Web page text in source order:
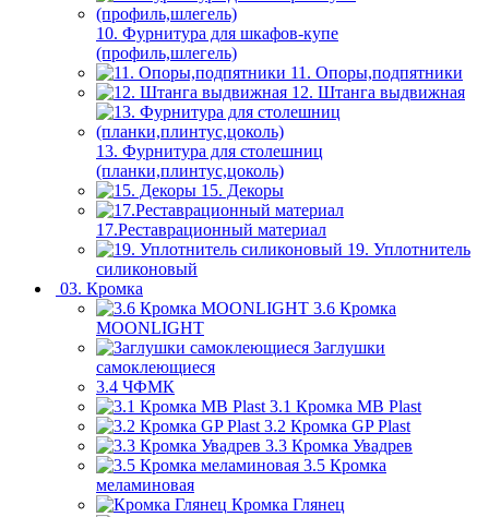
10. Фурнитура для шкафов-купе
(профиль,шлегель)
11. Опоры,подпятники
12. Штанга выдвижная
13. Фурнитура для столешниц
(планки,плинтус,цоколь)
15. Декоры
17.Реставрационный материал
19. Уплотнитель
силиконовый
03. Кромка
3.6 Кромка
MOONLIGHT
Заглушки
самоклеющиеся
3.4 ЧФМК
3.1 Кромка MB Plast
3.2 Кромка GP Plast
3.3 Кромка Увадрев
3.5 Кромка
меламиновая
Кромка Глянец